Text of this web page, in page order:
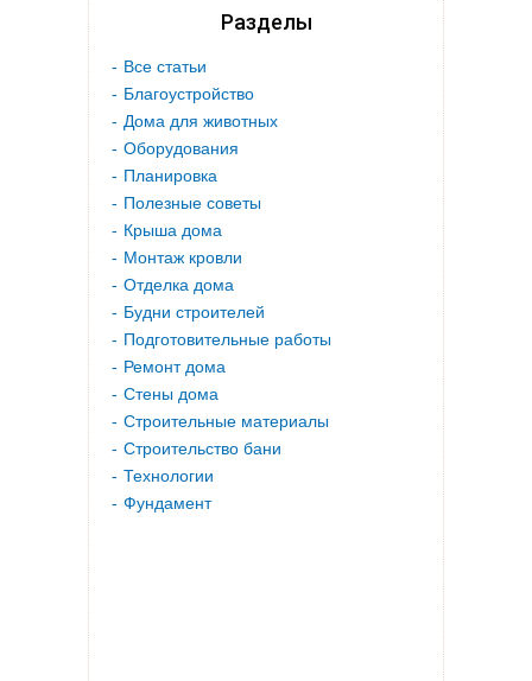
Разделы
Все статьи
Благоустройство
Дома для животных
Оборудования
Планировка
Полезные советы
Крыша дома
Монтаж кровли
Отделка дома
Будни строителей
Подготовительные работы
Ремонт дома
Стены дома
Строительные материалы
Строительство бани
Технологии
Фундамент